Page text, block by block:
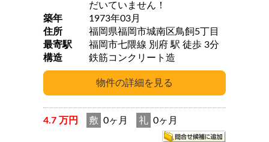
だいていません！
築年
1973年03月
住所
福岡県福岡市城南区鳥飼5丁目
最寄駅
福岡市七隈線 別府 駅 徒歩 3分
構造
鉄筋コンクリート造
4.7 万円 敷 0ヶ月 礼 0ヶ月